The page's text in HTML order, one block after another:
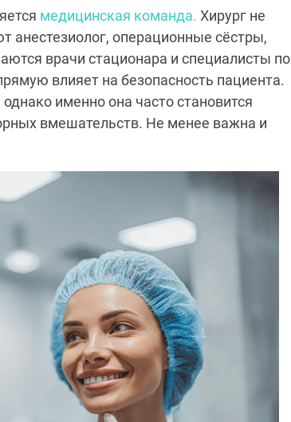
медицинская команда. Хирург не
анестезиолог, операционные сёстры,
врачи стационара и специалисты по
влияет на безопасность пациента.
именно она часто становится
вмешательств. Не менее важна и